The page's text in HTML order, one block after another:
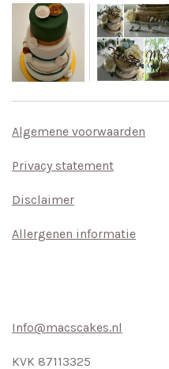
Algemene voorwaarden
Privacy statement
Disclaimer
Allergenen informatie
Info@macscakes.nl
KVK 87113325